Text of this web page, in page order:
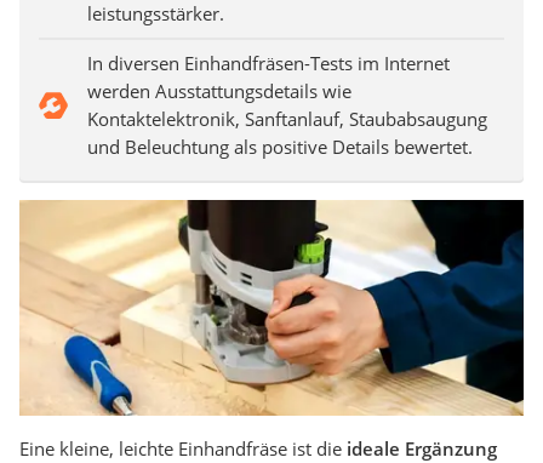
leistungsstärker.
In diversen Einhandfräsen-Tests im Internet
werden Ausstattungsdetails wie
Kontaktelektronik, Sanftanlauf, Staubabsaugung
und Beleuchtung als positive Details bewertet.
Eine kleine, leichte Einhandfräse ist die ideale Ergänzung